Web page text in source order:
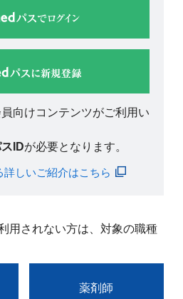
向けコンテンツがご利用い
IDが必要となります。
詳しいご紹介はこちら
用されない方は、対象の職種
薬剤師